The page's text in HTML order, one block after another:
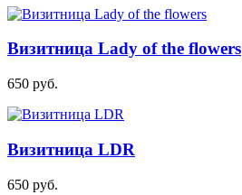
Визитница Lady of the flowers
650 руб.
Визитница LDR
650 руб.